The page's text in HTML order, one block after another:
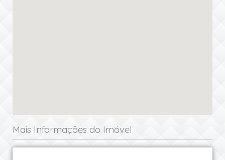
Mais Informações do Imóvel